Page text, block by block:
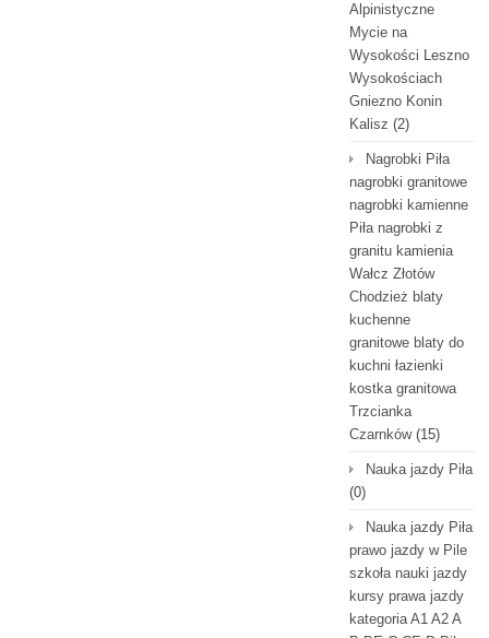
Alpinistyczne
Mycie na
Wysokości Leszno
Wysokościach
Gniezno Konin
Kalisz (2)
Nagrobki Piła
nagrobki granitowe
nagrobki kamienne
Piła nagrobki z
granitu kamienia
Wałcz Złotów
Chodzież blaty
kuchenne
granitowe blaty do
kuchni łazienki
kostka granitowa
Trzcianka
Czarnków(15)
Nauka jazdy Piła
(0)
Nauka jazdy Piła
prawo jazdy w Pile
szkoła nauki jazdy
kursy prawa jazdy
kategoria A1 A2 A